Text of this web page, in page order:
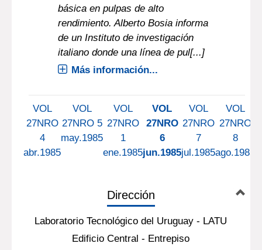
básica en pulpas de alto
rendimiento. Alberto Bosia informa
de un Instituto de investigación
italiano donde una línea de pul[...]
Más información...
VOL
27NRO
4
abr.1985
VOL
27NRO 5
may.1985
VOL
27NRO
1
ene.1985
VOL
27NRO
6
jun.1985
VOL
27NRO
7
jul.1985
VOL
27NRO
8
ago.1985
Dirección
Laboratorio Tecnológico del Uruguay - LATU
Edificio Central - Entrepiso